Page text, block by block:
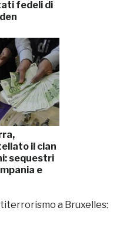
fedeli di
il clan
sequestri
e
a Bruxelles: